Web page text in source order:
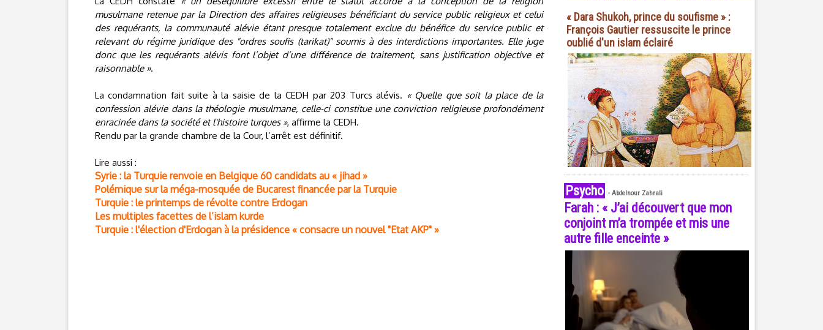
musulmane retenue par la Direction des affaires religieuses bénéficiant du service public religieux et celui
des requérants, la communauté alévie étant presque totalement exclue du bénéfice du service public et
relevant du régime juridique des "ordres soufis (tarikat)" soumis à des interdictions importantes. Elle juge
donc que les requérants alévis font l’objet d’une différence de traitement, sans justification objective et
raisonnable ».
La condamnation fait suite à la saisie de la CEDH par 203 Turcs alévis. « Quelle que soit la place de la
confession alévie dans la théologie musulmane, celle-ci constitue une conviction religieuse profondément
enracinée dans la société et l'histoire turques », affirme la CEDH.
Rendu par la grande chambre de la Cour, l’arrêt est définitif.
Lire aussi :
Syrie : la Turquie renvoie en Belgique 60 candidats au « jihad »
Polémique sur la méga-mosquée de Bucarest financée par la Turquie
Turquie : le printemps de révolte contre Erdogan
Les multiples facettes de l’islam kurde
Turquie : l'élection d'Erdogan à la présidence « consacre un nouvel "Etat AKP" »
« Dara Shukoh, prince du soufisme » :
François Gautier ressuscite le prince
oublié d'un islam éclairé
Psycho - Abdelnour Zahrali
Farah : « J’ai découvert que mon
conjoint m’a trompée et mis une
autre fille enceinte »